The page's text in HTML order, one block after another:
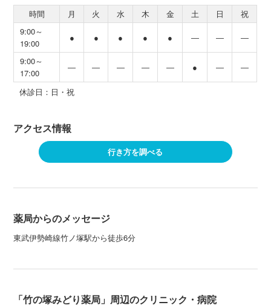
時間 月 火 水 木 金 土 日
祝
9:00～
19:00
● ● ● ● ● ― ― ―
9:00～
17:00
― ― ― ― ― ● ― ―
休診日：日・祝
アクセス情報
行き方を調べる
薬局からのメッセージ
東武伊勢崎線竹ノ塚駅から徒歩6分
「竹の塚みどり薬局」周辺のクリニック・病院